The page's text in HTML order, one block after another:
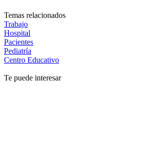
Temas relacionados
Trabajo
Hospital
Pacientes
Pediatría
Centro Educativo
Te puede interesar